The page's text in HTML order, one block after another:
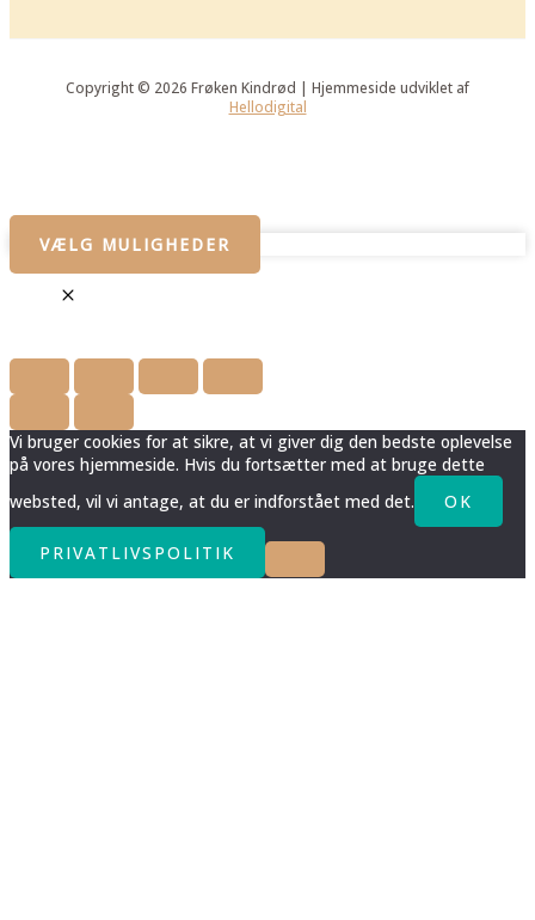
Copyright © 2026 Frøken Kindrød | Hjemmeside udviklet af
Hellodigital
VÆLG MULIGHEDER
Vi bruger cookies for at sikre, at vi giver dig den bedste oplevelse
på vores hjemmeside. Hvis du fortsætter med at bruge dette
websted, vil vi antage, at du er indforstået med det.
OK
PRIVATLIVSPOLITIK